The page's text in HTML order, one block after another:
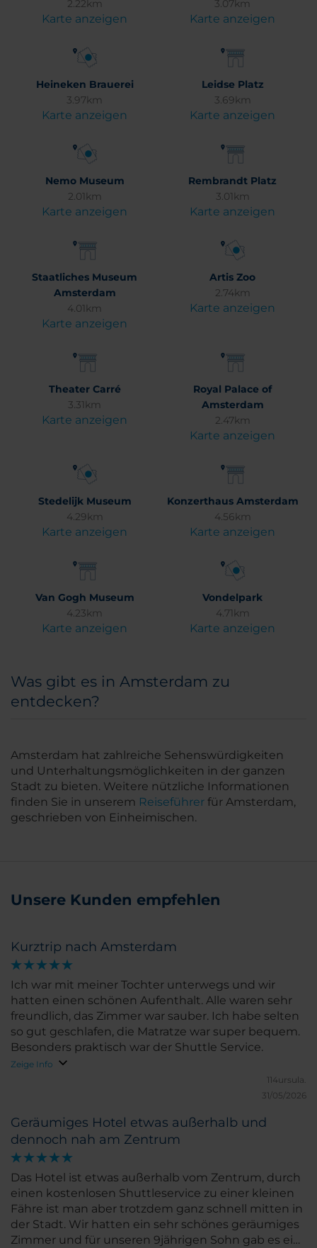
2.22km
Karte anzeigen
3.07km
Karte anzeigen
Heineken Brauerei
3.97km
Karte anzeigen
Leidse Platz
3.69km
Karte anzeigen
Nemo Museum
2.01km
Karte anzeigen
Rembrandt Platz
3.01km
Karte anzeigen
Staatliches Museum
Amsterdam
4.01km
Karte anzeigen
Artis Zoo
2.74km
Karte anzeigen
Theater Carré
3.31km
Karte anzeigen
Royal Palace of
Amsterdam
2.47km
Karte anzeigen
Stedelijk Museum
4.29km
Karte anzeigen
Konzerthaus Amsterdam
4.56km
Karte anzeigen
Van Gogh Museum
4.23km
Karte anzeigen
Vondelpark
4.71km
Karte anzeigen
Was gibt es in Amsterdam zu
entdecken?
Amsterdam hat zahlreiche Sehenswürdigkeiten
und Unterhaltungsmöglichkeiten in der ganzen
Stadt zu bieten. Weitere nützliche Informationen
finden Sie in unserem Reiseführer für Amsterdam,
geschrieben von Einheimischen.
Unsere Kunden empfehlen
Kurztrip nach Amsterdam
Ich war mit meiner Tochter unterwegs und wir
hatten einen schönen Aufenthalt. Alle waren sehr
freundlich, das Zimmer war sauber. Ich habe selten
so gut geschlafen, die Matratze war super bequem.
Besonders praktisch war der Shuttle Service.
Zeige Info
114ursula.
31/05/2026
Geräumiges Hotel etwas außerhalb und
dennoch nah am Zentrum
Das Hotel ist etwas außerhalb vom Zentrum, durch
einen kostenlosen Shuttleservice zu einer kleinen
Fähre ist man aber trotzdem ganz schnell mitten in
der Stadt. Wir hatten ein sehr schönes geräumiges
Zimmer und für unseren 9jährigen Sohn gab es ein